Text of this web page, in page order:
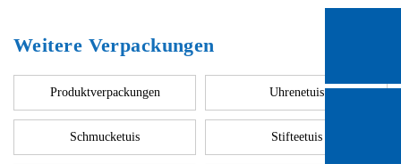
Weitere Verpackungen
Produktverpackungen Uhrenetuis
Schmucketuis Stifteetuis